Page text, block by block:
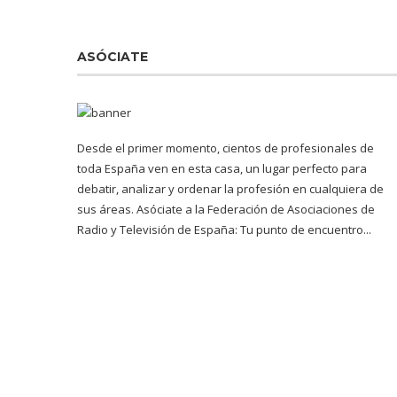
ASÓCIATE
Desde el primer momento, cientos de profesionales de
toda España ven en esta casa, un lugar perfecto para
debatir, analizar y ordenar la profesión en cualquiera de
sus áreas. Asóciate a la Federación de Asociaciones de
Radio y Televisión de España: Tu punto de encuentro...